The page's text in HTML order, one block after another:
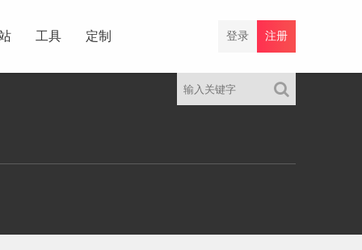
工具 定制 注册
登录